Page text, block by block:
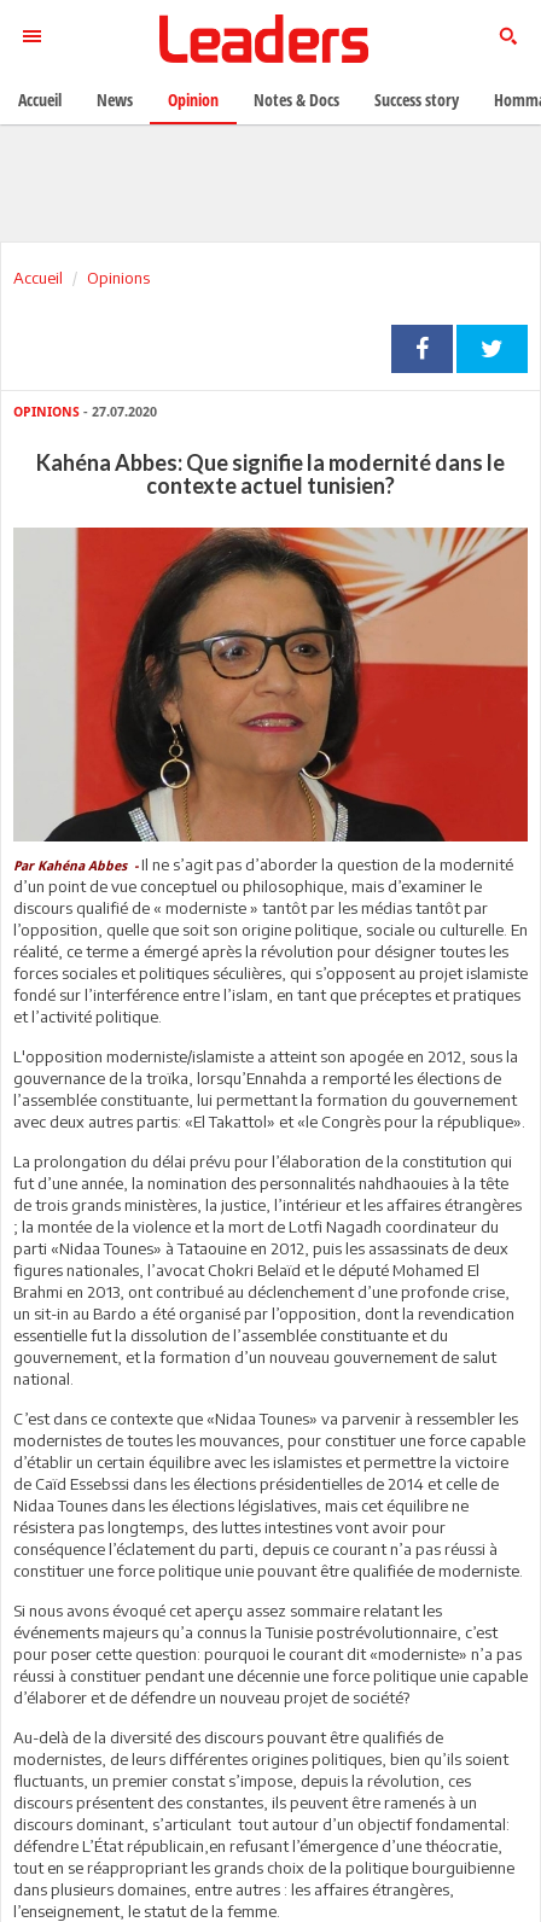
Accueil Opinions
OPINIONS - 27.07.2020
Kahéna Abbes: Que signifie la modernité dans le
contexte actuel tunisien?
Par Kahéna Abbes - Il ne s’agit pas d’aborder la question de la modernité
d’un point de vue conceptuel ou philosophique, mais d’examiner le
discours qualifié de « moderniste » tantôt par les médias tantôt par
l’opposition, quelle que soit son origine politique, sociale ou culturelle. En
réalité, ce terme a émergé après la révolution pour désigner toutes les
forces sociales et politiques séculières, qui s’opposent au projet islamiste
fondé sur l’interférence entre l’islam, en tant que préceptes et pratiques
et l’activité politique.
L'opposition moderniste/islamiste a atteint son apogée en 2012, sous la
gouvernance de la troïka, lorsqu’Ennahda a remporté les élections de
l’assemblée constituante, lui permettant la formation du gouvernement
avec deux autres partis: «El Takattol» et «le Congrès pour la république».
La prolongation du délai prévu pour l’élaboration de la constitution qui
fut d’une année, la nomination des personnalités nahdhaouies à la tête
de trois grands ministères, la justice, l’intérieur et les affaires étrangères
; la montée de la violence et la mort de Lotfi Nagadh coordinateur du
parti «Nidaa Tounes» à Tataouine en 2012, puis les assassinats de deux
figures nationales, l’avocat Chokri Belaïd et le député Mohamed El
Brahmi en 2013, ont contribué au déclenchement d’une profonde crise,
un sit-in au Bardo a été organisé par l’opposition, dont la revendication
essentielle fut la dissolution de l’assemblée constituante et du
gouvernement, et la formation d’un nouveau gouvernement de salut
national.
C’est dans ce contexte que «Nidaa Tounes» va parvenir à ressembler les
modernistes de toutes les mouvances, pour constituer une force capable
d’établir un certain équilibre avec les islamistes et permettre la victoire
de Caïd Essebssi dans les élections présidentielles de 2014 et celle de
Nidaa Tounes dans les élections législatives, mais cet équilibre ne
résistera pas longtemps, des luttes intestines vont avoir pour
conséquence l’éclatement du parti, depuis ce courant n’a pas réussi à
constituer une force politique unie pouvant être qualifiée de moderniste.
Si nous avons évoqué cet aperçu assez sommaire relatant les
événements majeurs qu’a connus la Tunisie postrévolutionnaire, c’est
pour poser cette question: pourquoi le courant dit «moderniste» n’a pas
réussi à constituer pendant une décennie une force politique unie capable
d’élaborer et de défendre un nouveau projet de société?
Au-delà de la diversité des discours pouvant être qualifiés de
modernistes, de leurs différentes origines politiques, bien qu’ils soient
fluctuants, un premier constat s’impose, depuis la révolution, ces
discours présentent des constantes, ils peuvent être ramenés à un
discours dominant, s’articulant tout autour d’un objectif fondamental:
défendre L’État républicain,en refusant l’émergence d’une théocratie,
tout en se réappropriant les grands choix de la politique bourguibienne
dans plusieurs domaines, entre autres : les affaires étrangères,
l’enseignement, le statut de la femme.
Accueil News Opinion Notes & Docs Success story